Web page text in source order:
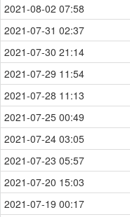
2021-08-02 07:58
2021-07-31 02:37
2021-07-30 21:14
2021-07-29 11:54
2021-07-28 11:13
2021-07-25 00:49
2021-07-24 03:05
2021-07-23 05:57
2021-07-20 15:03
2021-07-19 00:17